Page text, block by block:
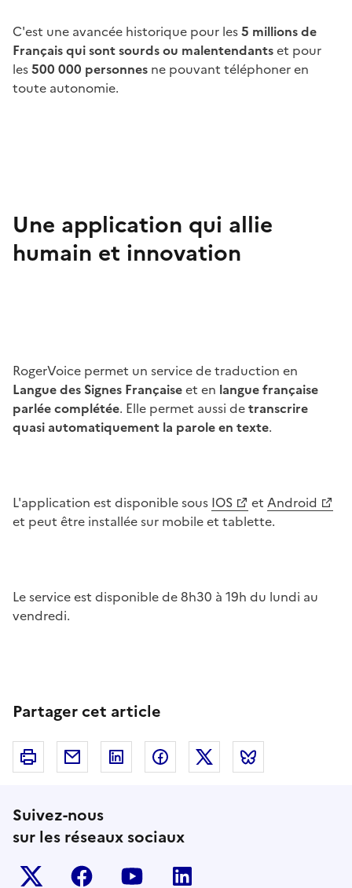
C'est une avancée historique pour les5 millions de
Français qui sont sourds ou malentendantset pour
les500 000 personnes ne pouvant téléphoner en
toute autonomie.
Une application qui allie
humain et innovation
RogerVoice permet un service de traduction en
Langue des Signes Françaiseet en langue française
parlée complétée. Elle permet aussi detranscrire
quasi automatiquement la parole en texte.
L'application est disponible sous IOS et Android
et peut être installée sur mobile et tablette.
Le service est disponible de 8h30 à 19h du lundi au
vendredi.
Partager cet article
Imprimer Courriel Linkedin FacebookTwitter
Suivez-nous
sur les réseaux sociaux
Twitter-x facebook youtube